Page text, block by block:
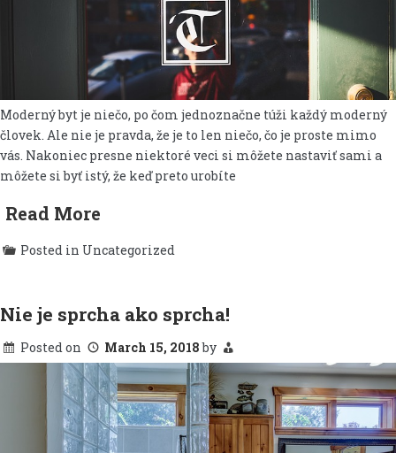
Moderný byt je niečo, po čom jednoznačne túži každý moderný
človek. Ale nie je pravda, že je to len niečo, čo je proste mimo
vás. Nakoniec presne niektoré veci si môžete nastaviť sami a
môžete si byť istý, že keď preto urobíte
Read More
Posted in Uncategorized
Nie je sprcha ako sprcha!
Posted on March 15, 2018by